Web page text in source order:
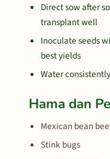
Direct sow after
transplant well
Inoculate seeds
best yields
Water
Hama dan
Mexican bean
Stink bugs